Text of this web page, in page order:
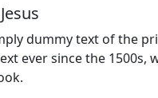
dummy text of the
ever since the